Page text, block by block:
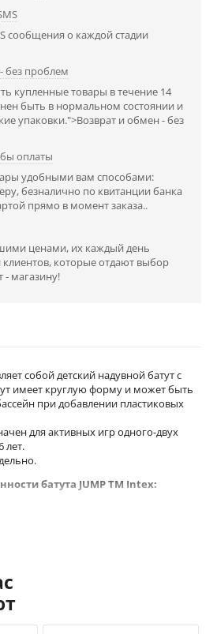
сообщения о каждой стадии
без проблем
купленные товары в течение 14
быть в нормальном состоянии и
упаковки.">Возврат и обмен - без
оплаты
удобными вам способами:
безналично по квитанции банка
прямо в момент заказа..
ценами, их каждый день
которые отдают выбор
- магазину!
собой детский надувной батут с
имеет круглую форму и может быть
при добавлении пластиковых
для активных игр одного-двух
лет.
батута JUMP ТМ Intex:
высота 69 см.